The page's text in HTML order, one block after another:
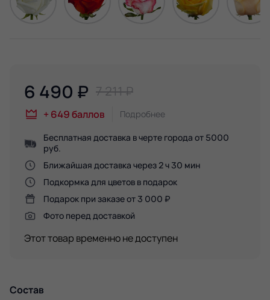
6 490 ₽ 7 211 ₽
+ 649баллов Подробнее
Бесплатная доставка в черте города от 5000
руб.
Ближайшая доставка через 2 ч 30 мин
Подкормка для цветов в подарок
Подарок при заказе от 3 000 ₽
Фото перед доставкой
Этот товар временно не доступен
Состав